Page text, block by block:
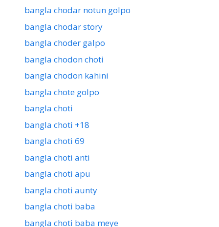
bangla chodar notun golpo
bangla chodar story
bangla choder galpo
bangla chodon choti
bangla chodon kahini
bangla chote golpo
bangla choti
bangla choti +18
bangla choti 69
bangla choti anti
bangla choti apu
bangla choti aunty
bangla choti baba
bangla choti baba meye